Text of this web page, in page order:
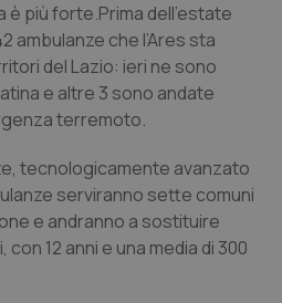
è più forte.Prima dell’estate
ambulanze che l’Ares sta
del Lazio: ieri ne sono
e altre 3 sono andate
terremoto.
tecnologicamente avanzato
serviranno sette comuni
e andranno a sostituire
12 anni e una media di 300